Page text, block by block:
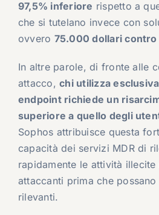
97,5% inferiore rispetto a
che si tutelano invece con
ovvero 75.000 dollari contro
In altre parole, di fronte alle
attacco,chi utilizza
endpoint richiede un
superiore a quello degli
Sophos attribuisce questa
capacità dei servizi MDR di
rapidamente le attività
attaccanti prima che
rilevanti.